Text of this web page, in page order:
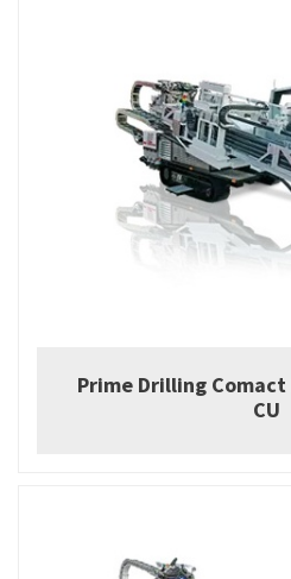
Prime Drilling Comact
CU